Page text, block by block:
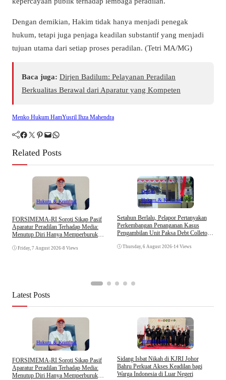
Dengan demikian, Hakim tidak hanya menjadi penegak
hukum, tetapi juga penjaga keadilan substantif yang menjadi
tujuan utama dari setiap proses peradilan. (Tetri MA/MG)
Baca juga: Dirjen Badilum: Pelayanan Peradilan
Berkualitas Berawal dari Aparatur yang Kompeten
Menko Hukum HamYusril Ihza Mahendra
Facebook Twitter Pinterest Mail WhatsApp
Related Posts
Hukum & Kriminal
​FORSIMEMA-RI Soroti Sikap Pasif
Aparatur Peradilan Terhadap Media:
Menutup Diri Hanya Memperburuk
Friday, 7 August 2026•8 Views
Daerah
Hukum & Kriminal
Setahun Berlalu, Pelapor Pertanyakan
Perkembangan Penanganan Kasus
Pengambilan Unit Paksa Debt Colletor
Thursday, 6 August 2026•14 Views
Latest Posts
Hukum & Kriminal
​FORSIMEMA-RI Soroti Sikap Pasif
Aparatur Peradilan Terhadap Media:
Menutup Diri Hanya Memperburuk
Internasional
Sidang Isbat Nikah di KJRI Johor
Bahru Perkuat Akses Keadilan bagi
Warga Indonesia di Luar Negeri